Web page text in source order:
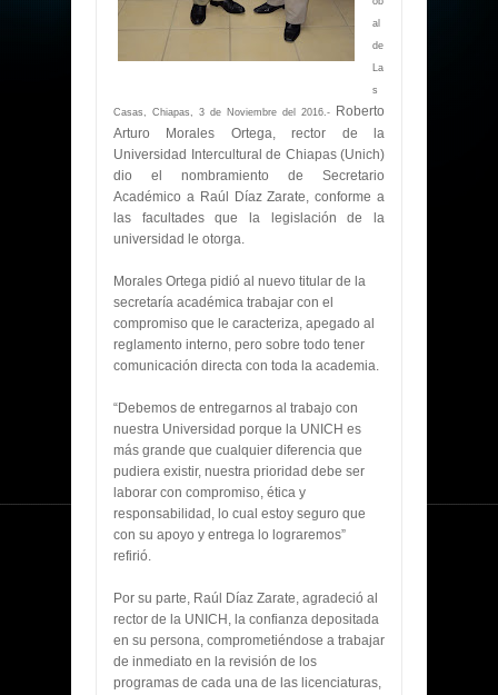
al
de
La
s
Casas, Chiapas, 3 de Noviembre del 2016.-
Roberto
Arturo Morales Ortega, rector de la
Universidad Intercultural de Chiapas (Unich)
dio el nombramiento de Secretario
Académico a Raúl Díaz Zarate, conforme a
las facultades que la legislación de la
universidad le otorga.
Morales Ortega pidió al nuevo titular de la
secretaría académica trabajar con el
compromiso que le caracteriza, apegado al
reglamento interno, pero sobre todo tener
comunicación directa con toda la academia.
“Debemos de entregarnos al trabajo con
nuestra Universidad porque la UNICH es
más grande que cualquier diferencia que
pudiera existir, nuestra prioridad debe ser
laborar con compromiso, ética y
responsabilidad, lo cual estoy seguro que
con su apoyo y entrega lo lograremos”
refirió.
Por su parte, Raúl Díaz Zarate, agradeció al
rector de la UNICH, la confianza depositada
en su persona, comprometiéndose a trabajar
de inmediato en la revisión de los
programas de cada una de las licenciaturas,